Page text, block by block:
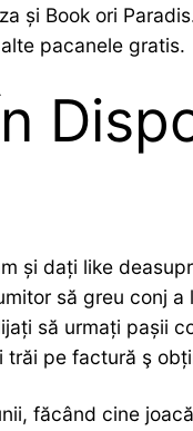
și Book ori
pacanele gratis.
și dați like
să greu conj
să urmați pașii
pe factură ş
făcând cine